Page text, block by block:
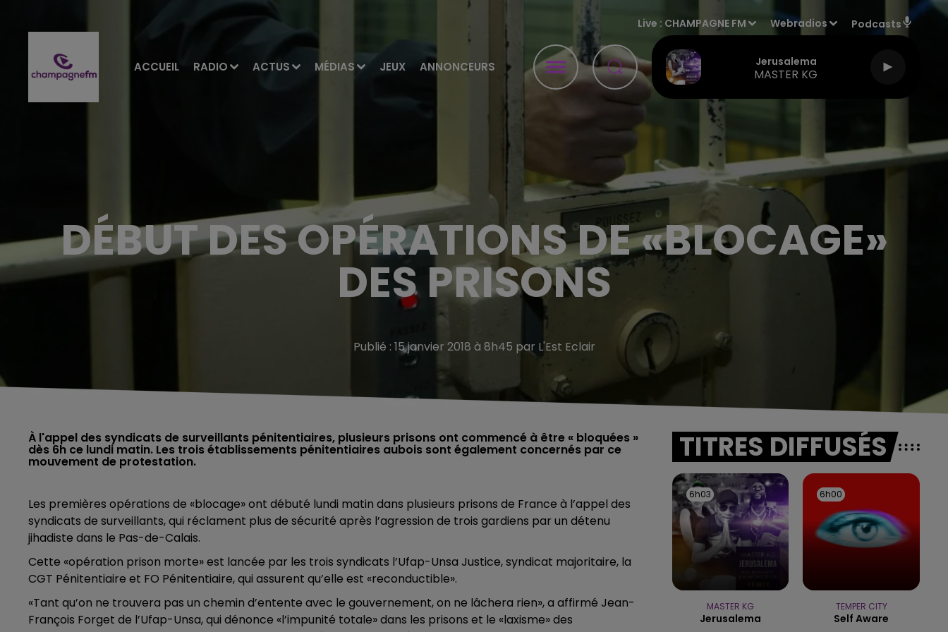
ACCUEIL RADIO ACTUS MÉDIAS JEUX ANNONCEURS
Live : CHAMPAGNE FM Webradios Podcasts
Jerusalema
MASTER KG
DÉBUT DES OPÉRATIONS DE «BLOCAGE»
DES PRISONS
Publié : 15 janvier 2018 à 8h45 par L'Est Eclair
À l'appel des syndicats de surveillants pénitentiaires, plusieurs prisons ont commencé à être « bloquées »
dès 6h ce lundi matin. Les trois établissements pénitentiaires aubois sont également concernés par ce
mouvement de protestation.
Les premières opérations de «blocage» ont débuté lundi matin dans plusieurs prisons de France à l’appel des
syndicats de surveillants, qui réclament plus de sécurité après l’agression de trois gardiens par un détenu
jihadiste dans le Pas-de-Calais.
Cette «opération prison morte» est lancée par les trois syndicats l’Ufap-Unsa Justice, syndicat majoritaire, la
CGT Pénitentiaire et FO Pénitentiaire, qui assurent qu’elle est «reconductible».
«Tant qu’on ne trouvera pas un chemin d’entente avec le gouvernement, on ne lâchera rien», a affirmé Jean-
François Forget de l’Ufap-Unsa, qui dénonce «l’impunité totale» dans les prisons et le «laxisme» des
TITRES DIFFUSÉS
6h03
6h03
MASTER KG
Jerusalema
6h00
6h00
TEMPER CITY
Self Aware